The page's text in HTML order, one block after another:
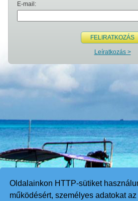
Oldalainkon HTTP-sütiket
működésért, személyes adatokat
E-mail:
FELIRATKOZÁS
Leíratkozás >